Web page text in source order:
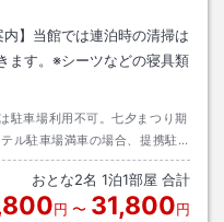
内】当館では連泊時の清掃は
ます。※シーツなどの寝具類
駐車場利用不可。七夕まつり期
ル駐車場満車の場合、提携駐
トまでお尋ねください。先着
おとな2名 1泊1部屋 合計
円 〜 31,800円